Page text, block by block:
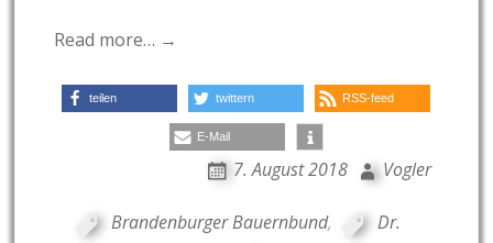
Read more… →
teilen twittern RSS-feed
E-Mail
7. August 2018 Vogler
Brandenburger Bauernbund,
Dr.